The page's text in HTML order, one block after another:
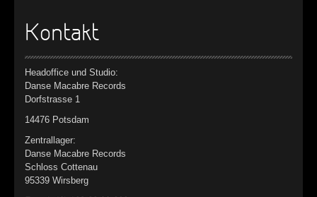
Kontakt
Headoffice und Studio:
Danse Macabre Records
Dorfstrasse 1
14476 Potsdam
Zentrallager:
Danse Macabre Records
Schloss Cottenau
95339 Wirsberg